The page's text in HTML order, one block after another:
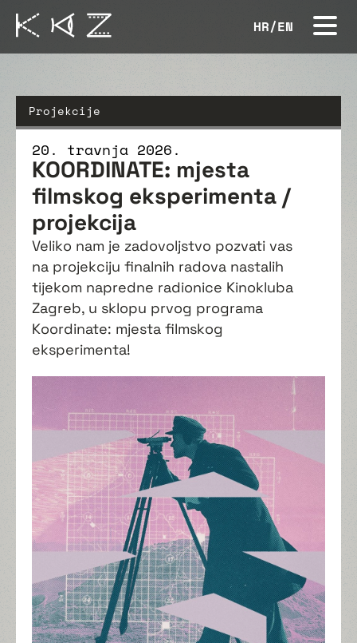
HR/EN
Projekcije
20. travnja 2026.
KOORDINATE: mjesta
filmskog eksperimenta /
projekcija
Veliko nam je zadovoljstvo pozvati vas
na projekciju finalnih radova nastalih
tijekom napredne radionice Kinokluba
Zagreb, u sklopu prvog programa
Koordinate: mjesta filmskog
eksperimenta!